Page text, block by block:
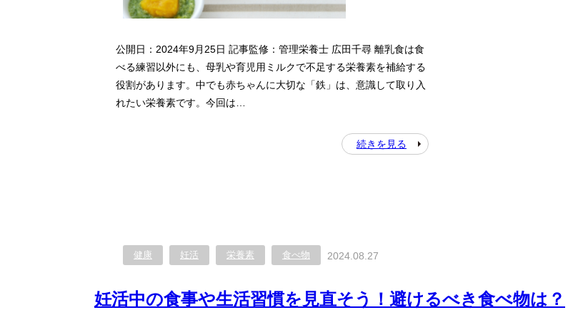
公開日：2024年9月25日 記事監修：管理栄養士 広田千尋 離乳食は食
べる練習以外にも、母乳や育児用ミルクで不足する栄養素を補給する
役割があります。中でも赤ちゃんに大切な「鉄」は、意識して取り入
れたい栄養素です。今回は…
続きを見る
健康 妊活 栄養素 食べ物 2024.08.27
妊活中の食事や生活習慣を見直そう！避けるべき食べ物は？